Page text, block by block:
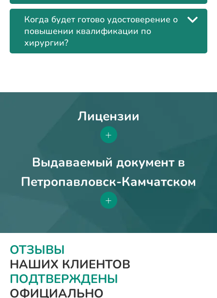
Когда будет готово удостоверение о
повышении квалификации по
хирургии?
Лицензии
+
Выдаваемый документ в
Петропавловск-Камчатском
+
ОТЗЫВЫ
НАШИХ КЛИЕНТОВ
ПОДТВЕРЖДЕНЫ
ОФИЦИАЛЬНО